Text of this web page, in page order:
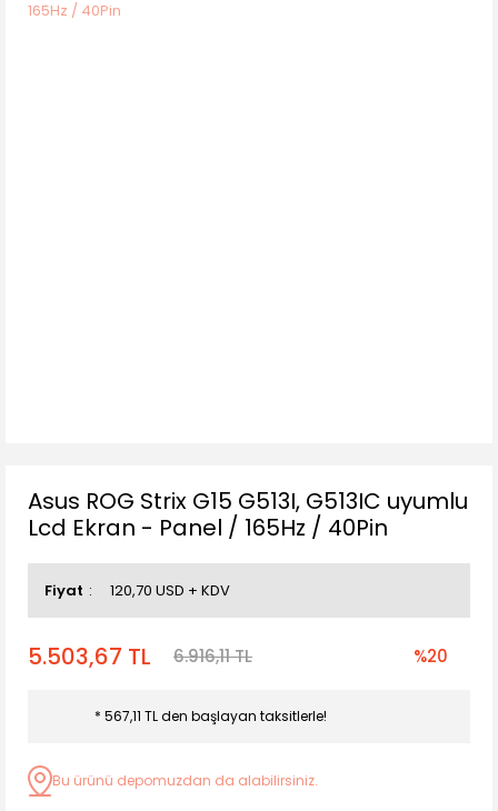
Asus ROG Strix G15 G513I, G513IC uyumlu
Lcd Ekran - Panel / 165Hz / 40Pin
Fiyat 120,70 USD + KDV
5.503,67 TL 6.916,11 TL %20
* 567,11 TL den başlayan taksitlerle!
Bu ürünü depomuzdan da alabilirsiniz.